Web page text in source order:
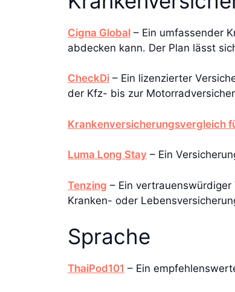
Cigna Global – Ein umfassender
abdecken kann. Der Plan lässt
CheckDi – Ein lizenzierter
der Kfz- bis zur
Krankenversicherungsvergleich
Luma Long Stay – Ein
Tenzing – Ein
Kranken- oder
Sprache
ThaiPod101 – Ein